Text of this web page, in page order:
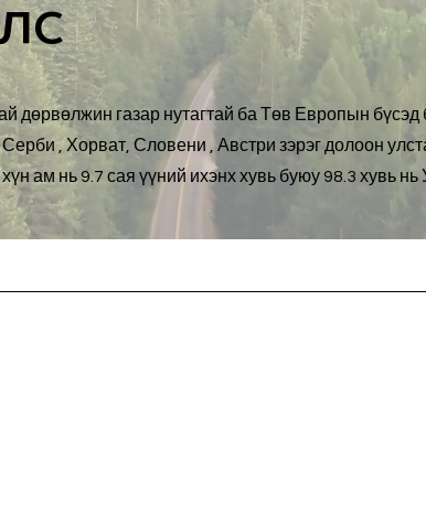
дөрвөлжин газар нутагтай ба Төв Европын бүсэд
, Хорват, Словени , Австри зэрэг долоон
ам нь 9.7 сая үүний ихэнх хувь буюу 98.3 хувь нь